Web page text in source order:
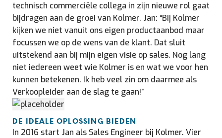
technisch commerciële collega in zijn nieuwe rol gaat
bijdragen aan de groei van Kolmer. Jan: “Bij Kolmer
kijken we niet vanuit ons eigen productaanbod maar
focussen we op de wens van de klant. Dat sluit
uitstekend aan bij mijn eigen visie op sales. Nog lang
niet iedereen weet wie Kolmer is en wat we voor hen
kunnen betekenen. Ik heb veel zin om daarmee als
Verkoopleider aan de slag te gaan!”
DE IDEALE OPLOSSING BIEDEN
In 2016 start Jan als Sales Engineer bij Kolmer. Vier